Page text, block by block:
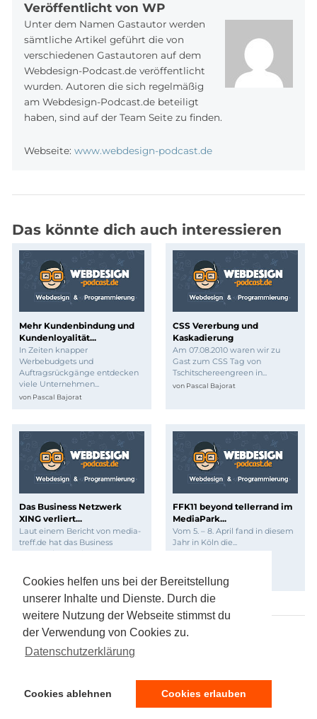
Cookies helfen uns bei der Bereitstellung
unserer Inhalte und Dienste. Durch die
weitere Nutzung der Webseite stimmst du
der Verwendung von Cookies zu.
Datenschutzerklärung
Cookies ablehnen Cookies erlauben
Veröffentlicht von WP
Unter dem Namen Gastautor werden
sämtliche Artikel geführt die von
verschiedenen Gastautoren auf dem
Webdesign-Podcast.de veröffentlicht
wurden. Autoren die sich regelmäßig
am Webdesign-Podcast.de beteiligt
haben, sind auf der Team Seite zu finden.
Webseite: www.webdesign-podcast.de
Das könnte dich auch interessieren
Mehr Kundenbindung und
Kundenloyalität...
In Zeiten knapper
Werbebudgets und
Auftragsrückgänge entdecken
viele Unternehmen...
von Pascal Bajorat
CSS Vererbung und
Kaskadierung
Am 07.08.2010 waren wir zu
Gast zum CSS Tag von
Tschitschereengreen in...
von Pascal Bajorat
Das Business Netzwerk
XING verliert...
Laut einem Bericht von media-
treff.de hat das Business
Netzwerk XING im
vonPascal Bajorat
FFK11 beyond tellerrand im
MediaPark...
Vom 5. – 8. April fand in diesem
Jahr in Köln die...
Kommentar verfassen